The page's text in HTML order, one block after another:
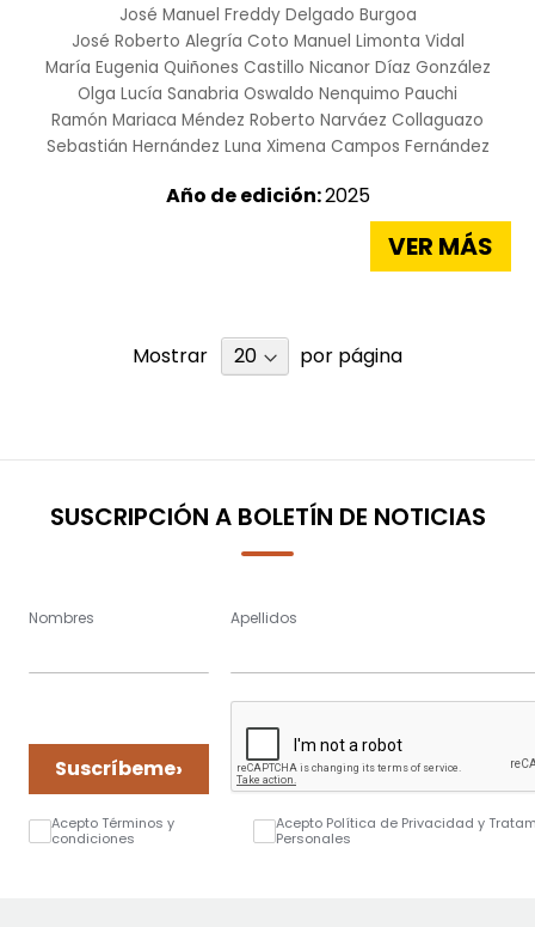
José Manuel Freddy Delgado Burgoa
José Roberto Alegría Coto Manuel Limonta Vidal
María Eugenia Quiñones Castillo Nicanor Díaz González
Olga Lucía Sanabria Oswaldo Nenquimo Pauchi
Ramón Mariaca Méndez Roberto Narváez Collaguazo
Sebastián Hernández Luna Ximena Campos Fernández
Año de edición:2025
VER MÁS
Mostrar por página
SUSCRIPCIÓN A BOLETÍN DE NOTICIAS
Nombres Apellidos
Suscríbeme›
Acepto Términos y
condiciones
Acepto Política de Privacidad y
Personales